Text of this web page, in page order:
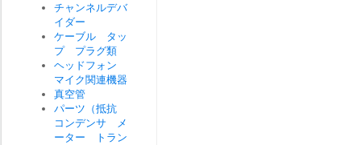
チャンネルデバ
イダー
ケーブル タッ
プ プラグ類
ヘッドフォン
マイク関連機器
真空管
パーツ（抵抗
コンデンサ メ
ーター トラン